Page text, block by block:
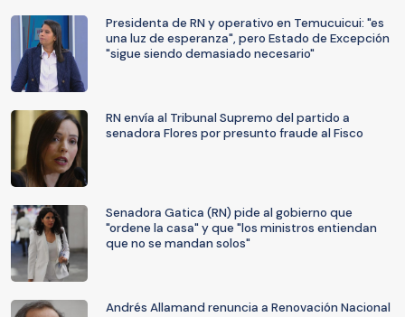
Presidenta de RN y operativo en Temucuicui: "es
una luz de esperanza", pero Estado de Excepción
"sigue siendo demasiado necesario"
RN envía al Tribunal Supremo del partido a
senadora Flores por presunto fraude al Fisco
Senadora Gatica (RN) pide al gobierno que
"ordene la casa" y que "los ministros entiendan
que no se mandan solos"
Andrés Allamand renuncia a Renovación Nacional